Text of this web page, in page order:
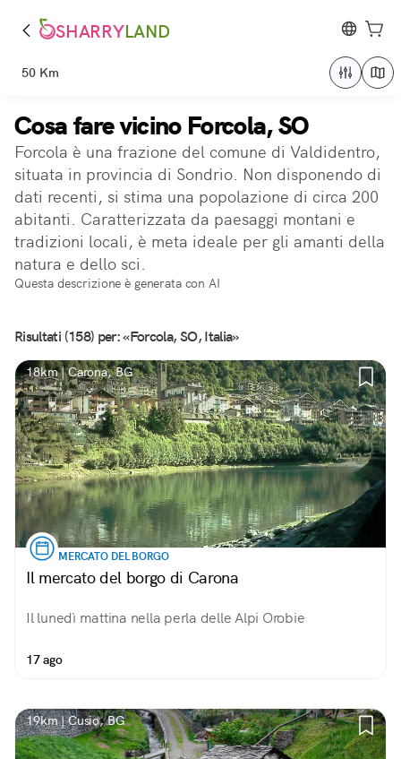
SHARRYLAND
50 Km
Cosa fare vicino Forcola, SO
Forcola è una frazione del comune di Valdidentro,
situata in provincia di Sondrio. Non disponendo di
dati recenti, si stima una popolazione di circa 200
abitanti. Caratterizzata da paesaggi montani e
tradizioni locali, è meta ideale per gli amanti della
natura e dello sci.
Questa descrizione è generata con AI
Risultati (158) per: «Forcola, SO, Italia»
18km | Carona, BG
MERCATO DEL BORGO
Il mercato del borgo di Carona
Il lunedì mattina nella perla delle Alpi Orobie
17 ago
19km | Cusio, BG